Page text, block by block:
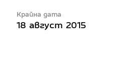
Крайна дата
18 август 2015